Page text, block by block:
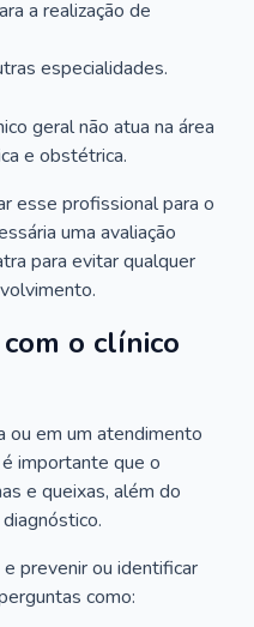
a realização de
especialidades.
geral não atua na área
e obstétrica.
esse profissional para o
uma avaliação
para evitar qualquer
o clínico
ou em um atendimento
importante que o
e queixas, além do
prevenir ou identificar
como: